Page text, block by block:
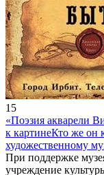
15
«Поэзия акварели
к картинеКто же он
художественному
При поддержке
учреждение